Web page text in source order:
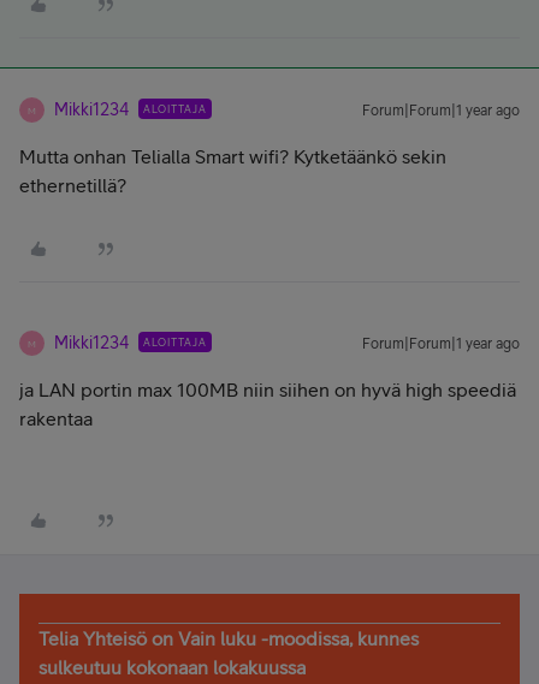
M Mikki1234 ALOITTAJA Forum|Forum|1 year ago
Mutta onhan Telialla Smart wifi? Kytketäänkö sekin
ethernetillä?
M Mikki1234 ALOITTAJA Forum|Forum|1 year ago
ja LAN portin max 100MB niin siihen on hyvä high speediä
rakentaa
Telia Yhteisö on Vain luku -moodissa, kunnes
sulkeutuu kokonaan lokakuussa